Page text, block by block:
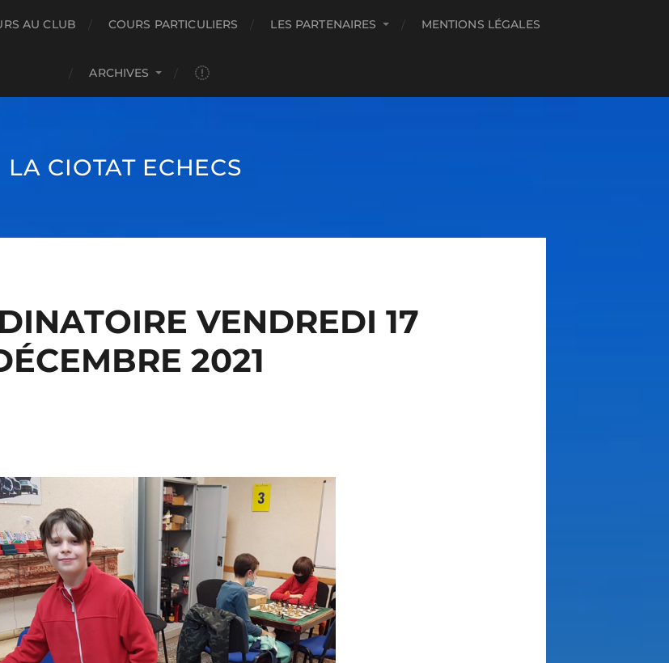
AU CLUB COURS PARTICULIERS LES PARTENAIRES MENTIONS LÉGALES
ARCHIVES
LA CIOTAT ECHECS
VENDREDI 17
2021